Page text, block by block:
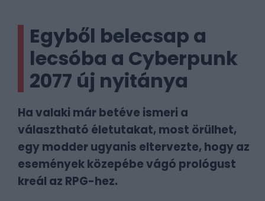
Egyből belecsap a
lecsóba a Cyberpunk
2077 új nyitánya
Ha valaki már betéve ismeri a
választható életutakat, most örülhet,
egy modder ugyanis eltervezte, hogy az
események közepébe vágó prológust
kreál az RPG-hez.